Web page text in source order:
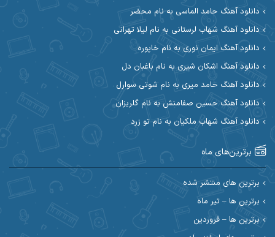
آوات بوکانی
آیت احمدنژاد
ابراهیم شمس ابوالحسن جاویدان
ابی حسینی
احسان آیینفر احسان اصغری
احسان امیدوار
احسان حیدری احسان دریادل
احسان رمضانی احسان علیانی
دانلود آهنگ حامد الماسی به نام محضر
دانلود آهنگ شهاب لرستانی به نام لیلا تهرانی
دانلود آهنگ ایمان نوری به نام خاپوره
دانلود آهنگ اشکان شیری به نام باغبان دل
دانلود آهنگ حامد میری به نام شوتی سوارل
دانلود آهنگ حسین صفامنش به نام گلریزان
دانلود آهنگ شهاب ملکیان به نام تو زرد
برترین‌های ماه
برترین های منتشر شده
برترین ها – تیر ماه
برترین ها – فروردین